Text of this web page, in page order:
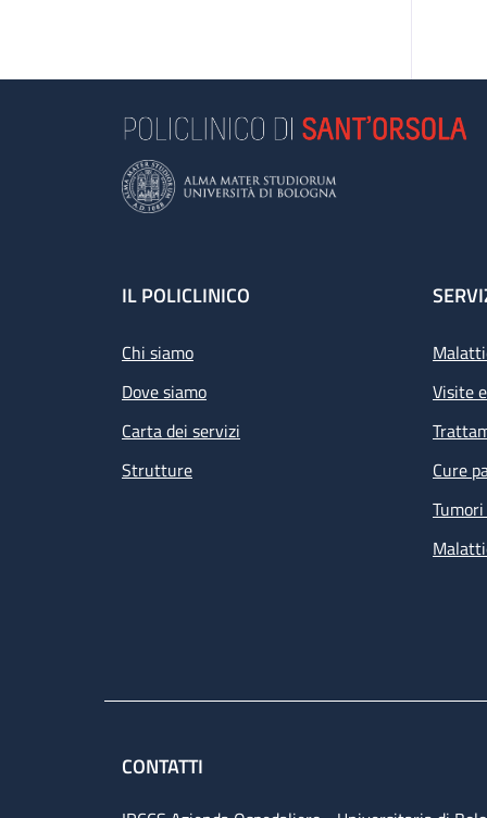
Footer
IL POLICLINICO
Chi siamo
Dove siamo
Carta dei servizi
Strutture
Visite
Cure
CONTATTI